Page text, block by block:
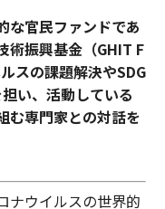
な官民ファンドであ
術振興基金（GHIT F
スの課題解決やSDG
い、活動している
む専門家との対話を
ナウイルスの世界的